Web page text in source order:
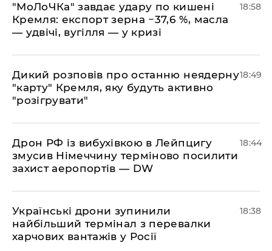
​"МоЛоЧКа" завдає удару по кишені
Кремля: експорт зерна −37,6 %, масла
— удвічі, вугілля — у кризі
18:58
​Дикий розповів про останню неядерну
"карту" Кремля, яку будуть активно
"розігрувати"
18:49
​Дрон РФ із вибухівкою в Лейпцигу
змусив Німеччину терміново посилити
захист аеропортів — DW
18:44
​Українські дрони зупинили
найбільший термінал з перевалки
харчових вантажів у Росії
18:38